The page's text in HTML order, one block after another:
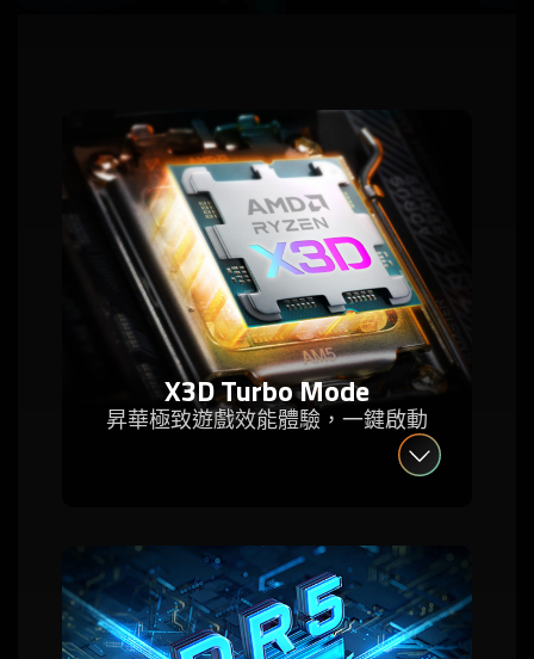
X3D Turbo Mode
昇華極致遊戲效能體驗，一鍵啟動